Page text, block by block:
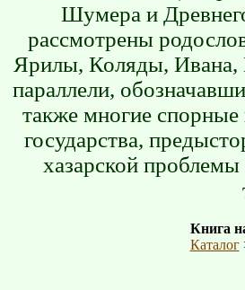
Шумера и
рассмотрены
Ярилы, Коляды, Ивана,
параллели,
также многие спорные
государства,
хазарской
Книга
Каталог